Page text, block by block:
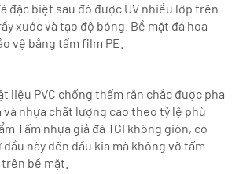
đặc biệt sau đó được UV nhiều lớp trên
xước và tạo độ bóng. Bề mặt đá hoa
vệ bằng tấm film PE.
liệu PVC chống thấm rắn chắc được pha
nhựa chất lượng cao theo tỷ lệ phù
Tấm nhựa giả đá TGI không giòn, có
này đến đầu kia mà không vỡ tấm
bề mặt.